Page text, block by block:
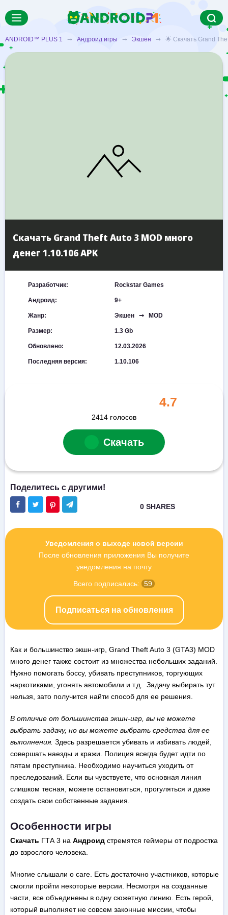
ANDROID™ PLUS 1 ➞ Андроид игры ➞ Экшен ➞ 🌟 Скачать Grand
Скачать Grand Theft Auto 3 MOD много
денег 1.10.106 APK
Разработчик: Rockstar Games
Андроид: 9+
Жанр: Экшен ➞ MOD
Размер: 1.3 Gb
Обновлено: 12.03.2026
Последняя версия: 1.10.106
4.7
2414 голосов
Скачать
Уведомления о выходе новой версии
После обновления приложения Вы получите
уведомления на почту
Подписаться на обновления
Всего подписались: 59
Как и большинство экшн-игр, Grand Theft Auto 3 (GTA3) MOD
много денег также состоит из множества небольших заданий.
Нужно помогать боссу, убивать преступников, торгующих
наркотиками, угонять автомобили и т.д. Задачу выбирать тут
нельзя, зато получится найти способ для ее решения.
В отличие от большинства экшн-игр, вы не можете
выбрать задачу, но вы можете выбрать средства для ее
выполнения. Здесь разрешается убивать и избивать людей,
совершать наезды и кражи. Полиция всегда будет идти по
пятам преступника. Необходимо научиться уходить от
преследований. Если вы чувствуете, что основная линия
слишком тесная, можете остановиться, прогуляться и даже
создать свои собственные задания.
Особенности игры
Скачать ГТА 3 на Андроид стремятся геймеры от подростка
до взрослого человека.
Многие слышали о саге. Есть достаточно участников, которые
смогли пройти некоторые версии. Несмотря на созданные
части, все объединены в одну сюжетную линию. Есть герой,
который выполняет не совсем законные миссии, чтобы